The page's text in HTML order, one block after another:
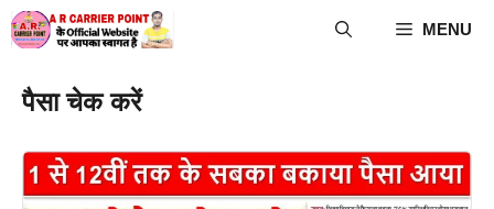
Skip
to
MENU
पैसा चेक करें